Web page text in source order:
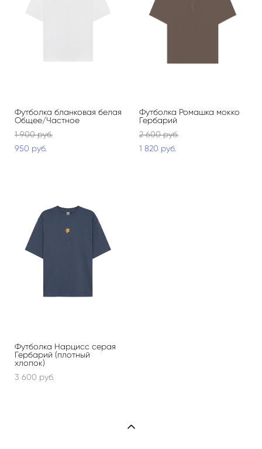
Футболка бланковая белая
Общее/Частное
1 900 pуб.
950 pуб.
Футболка Ромашка мокко
Гербарий
2 600 pуб.
1 820 pуб.
Футболка Нарцисс серая
Гербарий (плотный
хлопок)
3 600 pуб.